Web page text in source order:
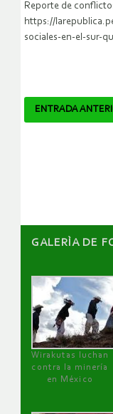
Reporte de
https://
sociales-en-el-sur-
ENTRADA
GALERÌA DE
Wirakutas luchan
contra la minería
en México